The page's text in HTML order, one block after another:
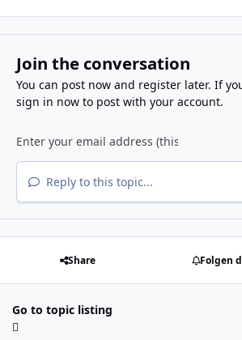
Join the conversation
You can post now and register later. If
sign in nowto post with your account.
Reply to this topic...
Share Folgen
Go to topic listing